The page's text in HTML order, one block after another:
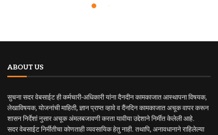
ABOUT US
सुचना सदर वेबसाईट ही कर्मचारी-अधिकारी यांना दैनदीन कामकाजात आस्थापना विषयक,
लेखाविषयक, योजनांची माहिती, ज्ञान प्राप्त व्हावे व दैंनदिन कामकाजात अचूक वापर करून
शासन निर्देशां नुसार अचूक अंमलबजावणी करता यावीया उद्देशाने निर्मीत केलेली आहे.
सदर वेबसाईट निर्मीतीचा कोणताही व्यवसायिक हेतु नाही. तथापि, अनावधानाने राहिलेल्या